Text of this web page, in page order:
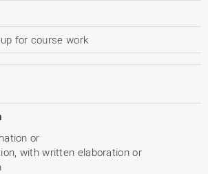
for course work
or
with written elaboration or